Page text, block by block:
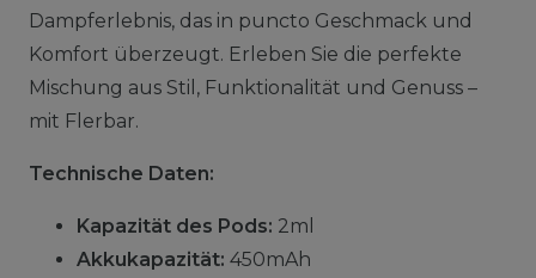
Dampferlebnis, das in puncto Geschmack und
Komfort überzeugt. Erleben Sie die perfekte
Mischung aus Stil, Funktionalität und Genuss –
mit Flerbar.
Technische Daten:
Kapazität des Pods: 2ml
Akkukapazität: 450mAh